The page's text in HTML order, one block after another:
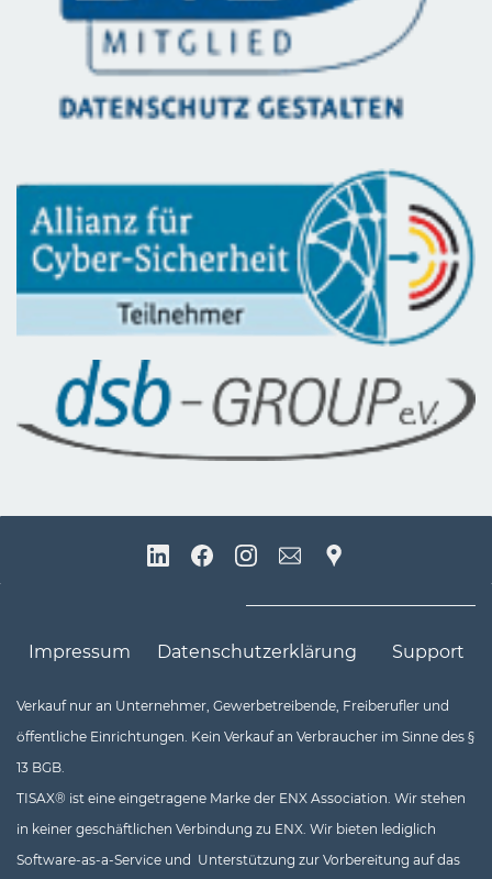
Impressum Datenschutzerklärung Support
Verkauf nur an Unternehmer, Gewerbetreibende, Freiberufler und
öffentliche Einrichtungen. Kein Verkauf an Verbraucher im Sinne des §
13 BGB.
TISAX® ist eine eingetragene Marke der ENX Association. Wir stehen
in keiner geschäftlichen Verbindung zu ENX. Wir bieten lediglich
Software-as-a-Service und Unterstützung zur Vorbereitung auf das